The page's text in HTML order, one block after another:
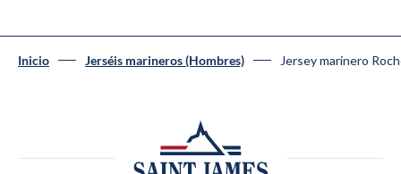
Inicio Jerséis marineros (Hombres) Jersey marinero